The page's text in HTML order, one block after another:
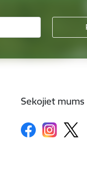
Sekojiet mums